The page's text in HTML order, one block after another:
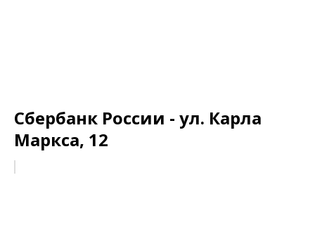
Сбербанк России - ул. Карла
Маркса, 12